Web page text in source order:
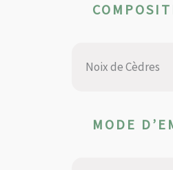
Noix de Cèdres
MODE